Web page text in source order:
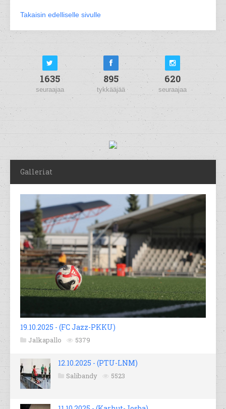
Takaisin edelliselle sivulle
1635
seuraajaa
895
tykkääjää
620
seuraajaa
Galleriat
19.10.2025 - (FC Jazz-PKKU)
Jalkapallo 5379
12.10.2025 - (PTU-LNM)
Salibandy 5523